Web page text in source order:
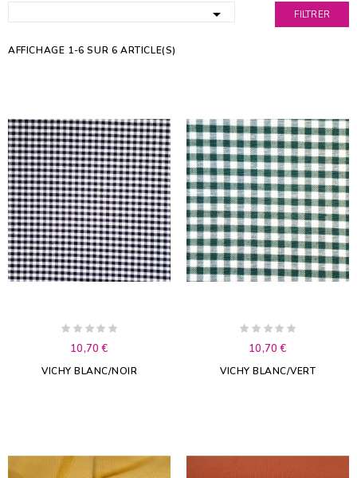
 FILTRER
AFFICHAGE 1-6 SUR 6 ARTICLE(S)
10,70 €
VICHY BLANC/NOIR
10,70 €
VICHY BLANC/VERT